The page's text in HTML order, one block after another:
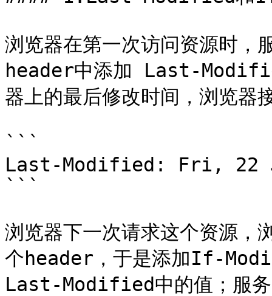
浏览器在第一次访问资源时
header中添加 Last-
器上的最后修改时间，浏览器
```
Last-Modified: Fri, 22
```
浏览器下一次请求这个资源
个header，于是添加If-
Last-Modified中的值；服务